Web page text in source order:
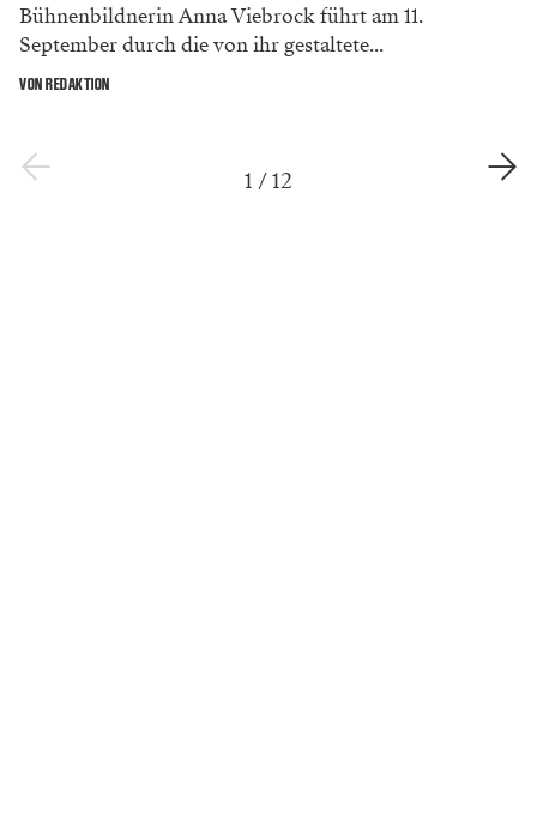
Bühnenbildnerin Anna Viebrock führt am 11.
September durch die von ihr gestaltete...
VON REDAKTION
1 /12